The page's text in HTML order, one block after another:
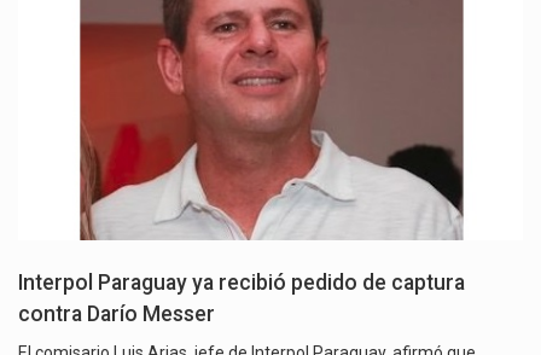
Interpol Paraguay ya recibió pedido de captura
contra Darío Messer